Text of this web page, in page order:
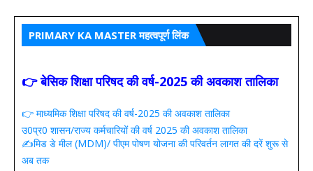
PRIMARY KA MASTER महत्वपूर्ण लिंक
👉 बेसिक शिक्षा परिषद की वर्ष-2025 की अवकाश तालिका
👉 माध्यमिक शिक्षा परिषद की वर्ष-2025 की अवकाश तालिका
उ0प्र0 शासन/राज्य कर्मचारियों की वर्ष 2025 की अवकाश तालिका
✍️मिड डे मील (MDM)/ पीएम पोषण योजना की परिवर्तन लागत की दरें शुरू से
अब तक